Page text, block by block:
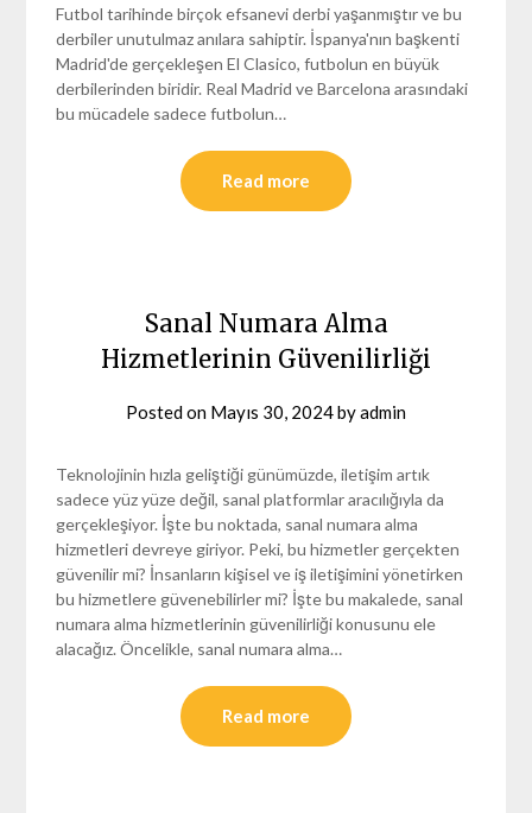
Futbol tarihinde birçok efsanevi derbi yaşanmıştır ve bu
derbiler unutulmaz anılara sahiptir. İspanya'nın başkenti
Madrid'de gerçekleşen El Clasico, futbolun en büyük
derbilerinden biridir. Real Madrid ve Barcelona arasındaki
bu mücadele sadece futbolun…
Read more
Sanal Numara Alma
Hizmetlerinin Güvenilirliği
Posted on Mayıs 30, 2024byadmin
Teknolojinin hızla geliştiği günümüzde, iletişim artık
sadece yüz yüze değil, sanal platformlar aracılığıyla da
gerçekleşiyor. İşte bu noktada, sanal numara alma
hizmetleri devreye giriyor. Peki, bu hizmetler gerçekten
güvenilir mi? İnsanların kişisel ve iş iletişimini yönetirken
bu hizmetlere güvenebilirler mi? İşte bu makalede, sanal
numara alma hizmetlerinin güvenilirliği konusunu ele
alacağız. Öncelikle, sanal numara alma…
Read more